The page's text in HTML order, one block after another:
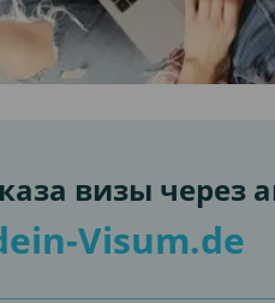
визы через
Visum.de